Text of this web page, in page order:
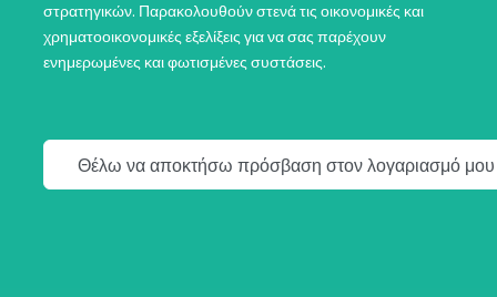
στρατηγικών. Παρακολουθούν στενά τις οικονομικές και
χρηματοοικονομικές εξελίξεις για να σας παρέχουν
ενημερωμένες και φωτισμένες συστάσεις.
Θέλω να αποκτήσω πρόσβαση στον λογαριασμό μου